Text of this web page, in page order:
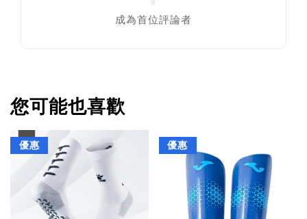
成為首位評論者
您可能也喜歡
優惠 優惠